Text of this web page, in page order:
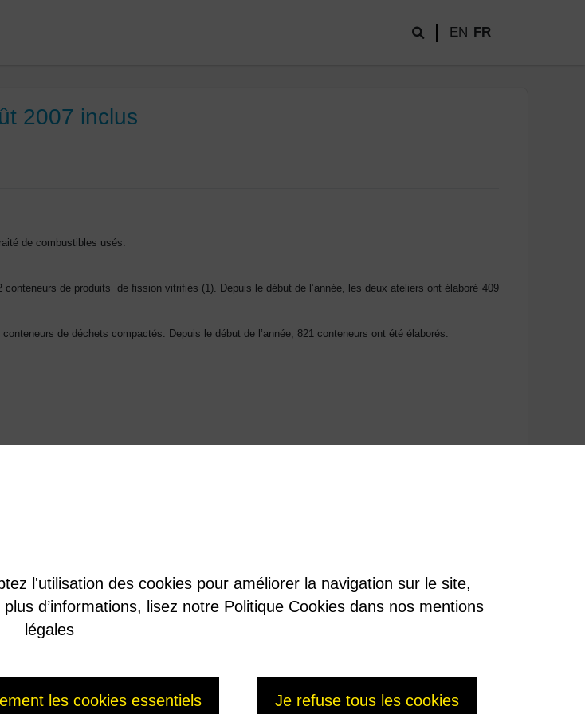
EN FR
2007 inclus
de combustibles usés.
de produits de fission vitrifiés (1). Depuis le début de l’année, les deux ateliers ont élaboré 409
de déchets compactés. Depuis le début de l’année, 821 conteneurs ont été élaborés.
l'utilisation des cookies pour améliorer la navigation sur le site,
d’informations, lisez notre Politique Cookies dans nos mentions
légales
les cookies essentiels Je refuse tous les cookies